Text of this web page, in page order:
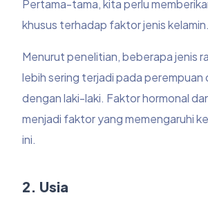
Pertama-tama, kita perlu
khusus terhadap faktor jenis kelamin.
Menurut penelitian, beberapa jenis
lebih sering terjadi pada perempuan
dengan laki-laki. Faktor hormonal
menjadi faktor yang memengaruhi
ini.
2. Usia